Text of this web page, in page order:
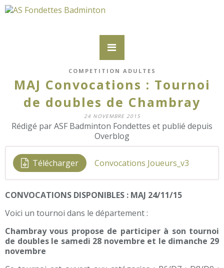
COMPETITION ADULTES
MAJ Convocations : Tournoi
de doubles de Chambray
24 NOVEMBRE 2015
Rédigé par ASF Badminton Fondettes et publié depuis
Overblog
Télécharger Convocations Joueurs_v3
CONVOCATIONS DISPONIBLES : MAJ 24/11/15
Voici un tournoi dans le département :
Chambray vous propose de participer à son tournoi
de doubles le samedi 28 novembre et le dimanche 29
novembre